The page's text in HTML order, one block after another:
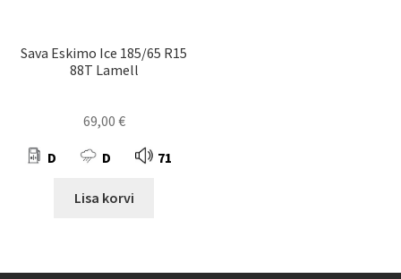
Sava Eskimo Ice 185/65 R15
88T Lamell
69,00 €
D D 71
Lisa korvi